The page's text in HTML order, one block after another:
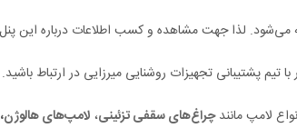
پشتیبانی تجهیزات روشنایی میرزایی در ارتباط باشید.
لامپ مانندچراغ‌های سقفی تزئینی، لامپ‌های هالوژن،